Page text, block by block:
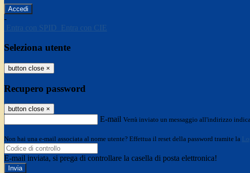
-
Entra con SPID
Entra con CIE
Seleziona utente
button close ×
Recupero password
button close ×
E-mail Verrà inviato un messaggio all'indirizzo
Non hai una e-mail associata al nome utente? Effettua il reset della password tramite la
E-mail inviata, si prega di controllare la casella di posta elettronica!